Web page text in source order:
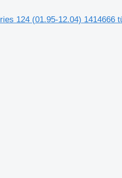
124 (01.95-12.04) 1414666